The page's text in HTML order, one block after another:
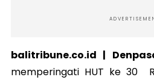
balitribune.co.id |
memperingati HUT ke 30